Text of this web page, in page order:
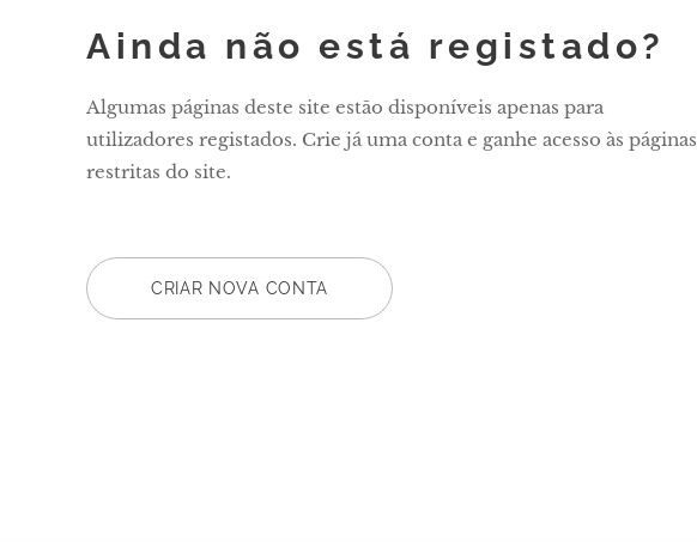
Ainda não está registado?
Algumas páginas deste site estão disponíveis apenas para
utilizadores registados. Crie já uma conta e ganhe acesso às páginas
restritas do site.
CRIAR NOVA CONTA